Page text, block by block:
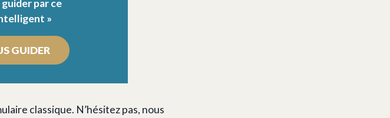
par ce
»
GUIDER
classique. N’hésitez pas, nous